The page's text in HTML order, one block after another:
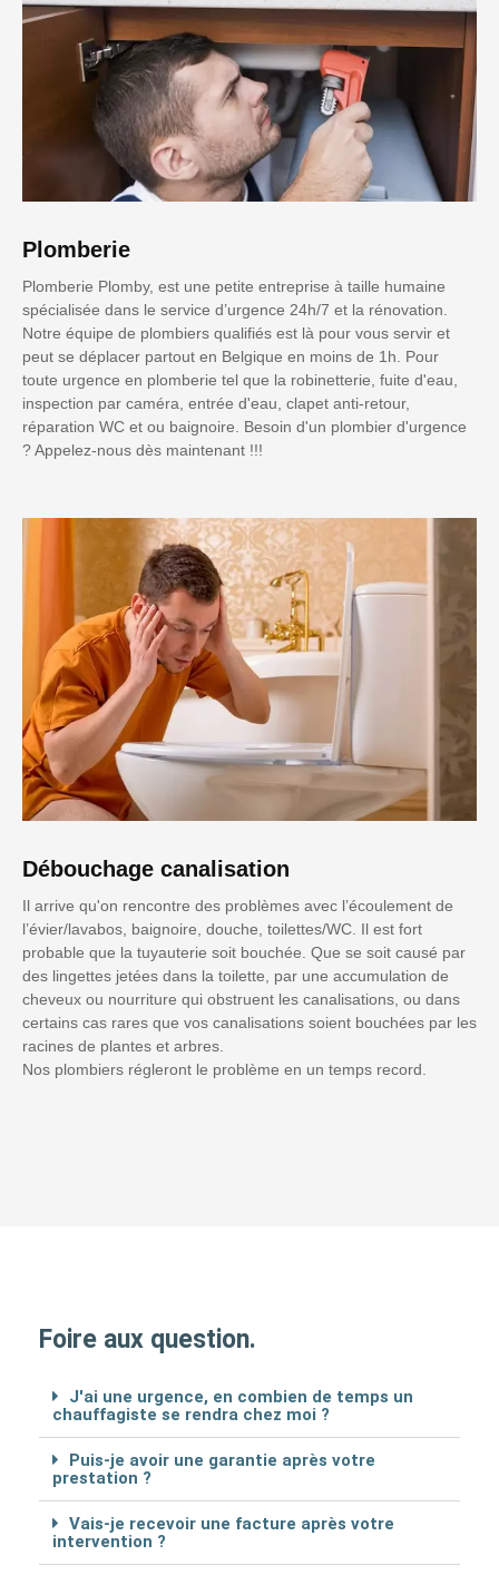
Plomberie
Plomberie Plomby, est une petite entreprise à taille humaine
spécialisée dans le service d’urgence 24h/7 et la rénovation.
Notre équipe de plombiers qualifiés est là pour vous servir et
peut se déplacer partout en Belgique en moins de 1h. Pour
toute urgence en plomberie tel que la robinetterie, fuite d'eau,
inspection par caméra, entrée d'eau, clapet anti-retour,
réparation WC et ou baignoire. Besoin d'un plombier d'urgence
? Appelez-nous dès maintenant !!!
Débouchage canalisation
Il arrive qu'on rencontre des problèmes avec l’écoulement de
l’évier/lavabos, baignoire, douche, toilettes/WC. Il est fort
probable que la tuyauterie soit bouchée. Que se soit causé par
des lingettes jetées dans la toilette, par une accumulation de
cheveux ou nourriture qui obstruent les canalisations, ou dans
certains cas rares que vos canalisations soient bouchées par les
racines de plantes et arbres.
Nos plombiers régleront le problème en un temps record.
Foire aux question.
J'ai une urgence, en combien de temps un
chauffagiste se rendra chez moi ?
Puis-je avoir une garantie après votre
prestation ?
Vais-je recevoir une facture après votre
intervention ?